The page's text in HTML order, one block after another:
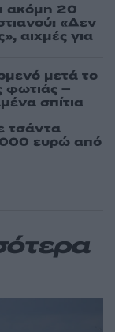
ακόμη 20
«Δεν
αιχμές για
μετά το
φωτιάς –
σπίτια
τσάντα
ευρώ από